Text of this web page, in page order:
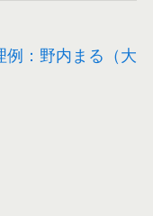
例：野内まる（大